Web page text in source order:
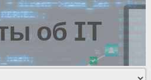
об IT